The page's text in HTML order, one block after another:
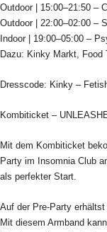
Outdoor | 15:00–21:50 –
Outdoor | 22:00–02:00 –
Indoor | 19:00–05:00 –
Dazu: Kinky Markt, Food
Dresscode: Kinky –
Kombiticket –
Mit dem Kombiticket
Party im Insomnia Club
als perfekter Start.
Auf der Pre-Party
Mit diesem Armband